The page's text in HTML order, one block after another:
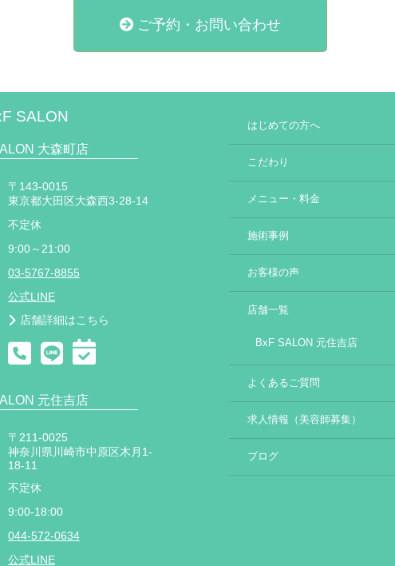
ご予約・お問い合わせ
SALON
大森町店
〒143-0015
東京都大田区大森西3-28-14
不定休
9:00～21:00
03-5767-8855
公式LINE
店舗詳細はこちら
元住吉店
〒211-0025
神奈川県川崎市中原区木月1-
18-11
不定休
9:00-18:00
044-572-0634
公式LINE
はじめての方へ
こだわり
メニュー・料金
施術事例
お客様の声
店舗一覧
BxF SALON 元住吉店
よくあるご質問
求人情報（美容師募集）
ブログ